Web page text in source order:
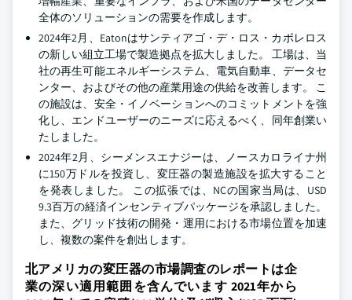
全体のソリューションの需要を作成します。
2024年2月、Eatonはサンティアゴ・デ・ロス・カボレロス
の新しい組立工場で製造拠点を拡大しました。 工場は、当
社の再生可能エネルギーシステム、電気自動車、データセ
ンター、およびその他の産業用途の供給を改善します。 こ
の施設は、安全・イノベーションへのコミットメントを強
化し、エンドユーザーのニーズに応えるべく、同年創業い
たしました。
2024年2月、シーメンスエナジーは、ノースカロライナ州
に150万ドルを投資し、変圧器の製造施設を拡大すること
を発表しました。 この拡張では、NCの国家当局は、USD
9.3百万の経済インセンティブパッケージを承認しました。
また、グリッド技術の開発・運用における市場位置を加速
し、複数の案件を創出します。
北アメリカの変圧器の市場調査のレポートは企
業の深い適用範囲を含んでいます 2021年から